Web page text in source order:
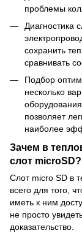
проблемы
Диагностика
сохранить
сравнивать
Подбор
несколько
позволяет
наиболее
Зачем в
слот microSD?
Слот micro SD в
всего для того,
иметь к ним
не просто
доказательство.